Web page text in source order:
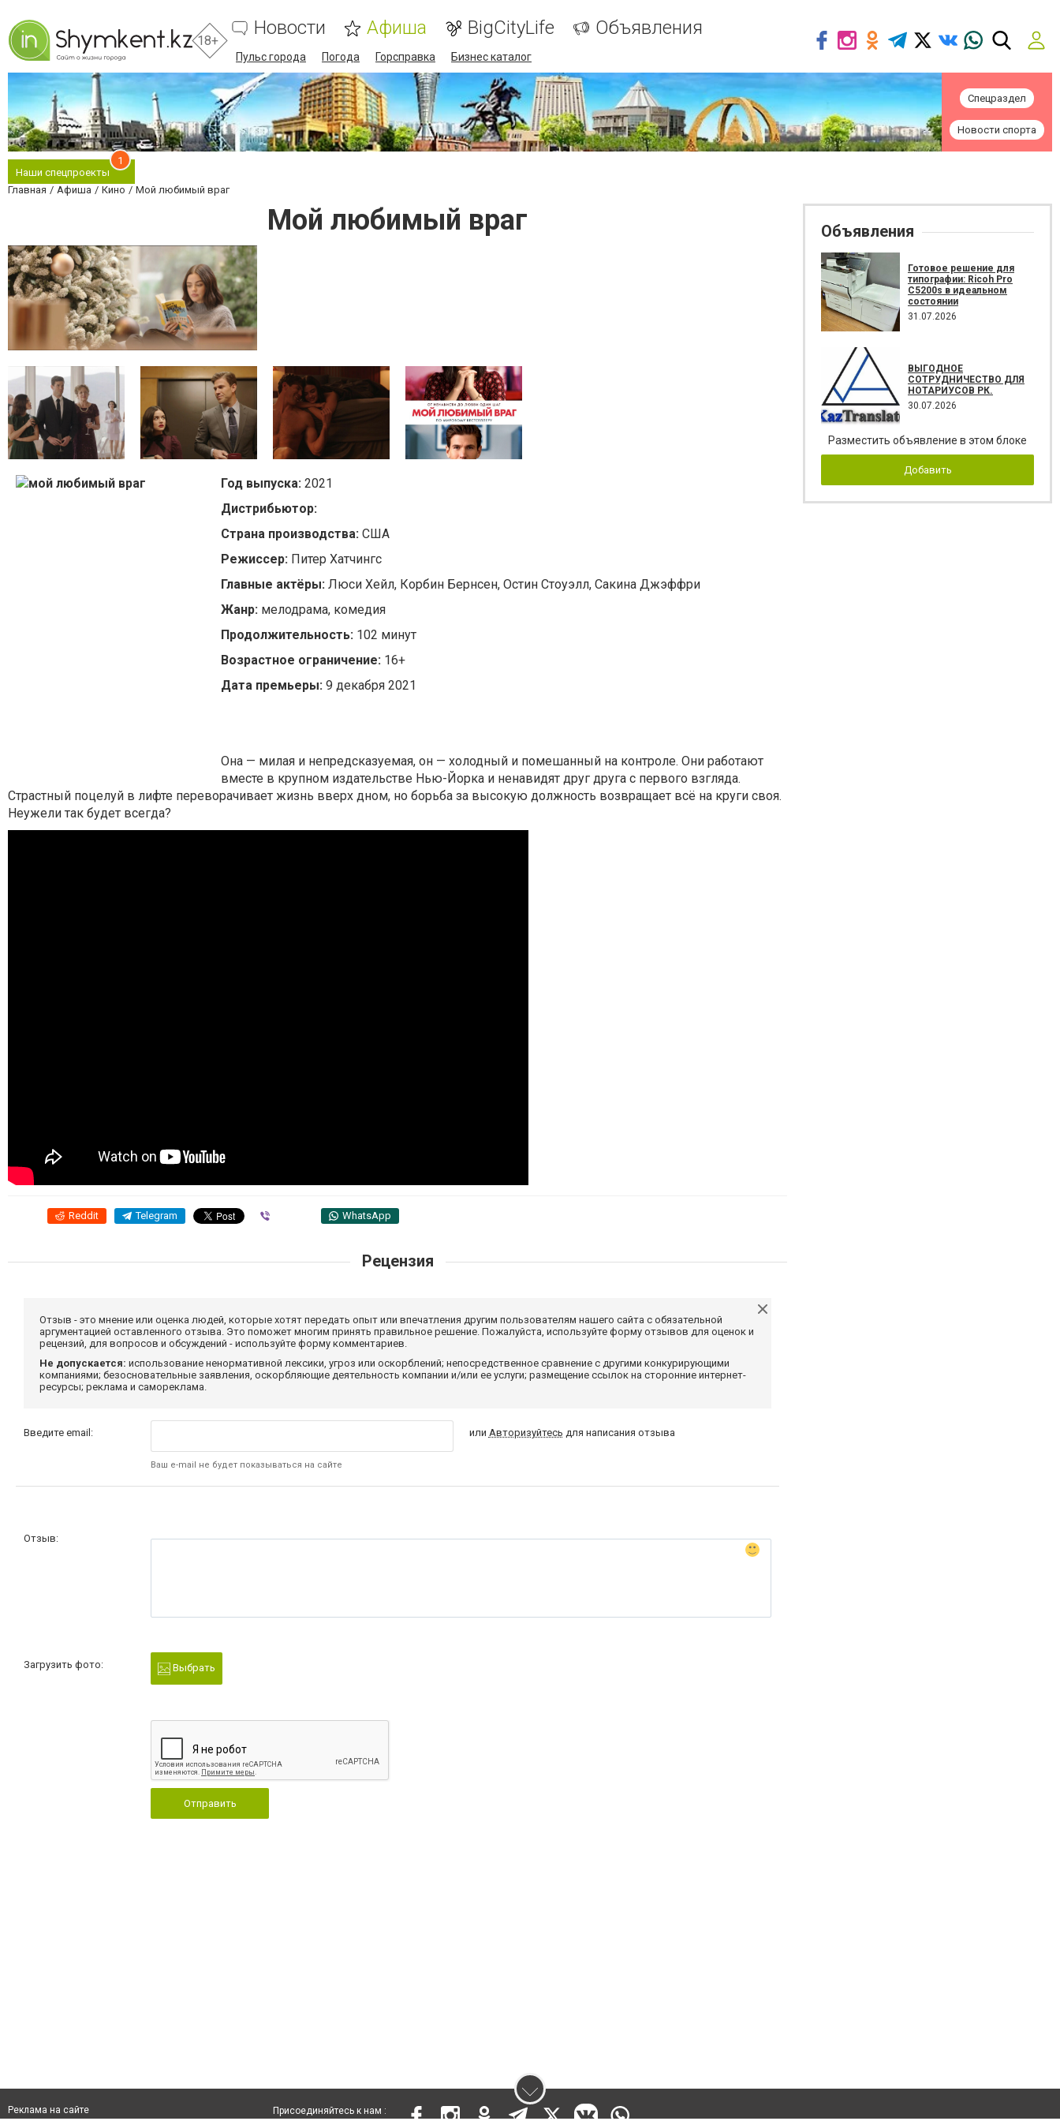
18+
Новости Афиша BigCityLife Объявления
Пульс города Погода Горсправка Бизнес каталог
Спецраздел
Новости спорта
Наши спецпроекты
1
Главная Афиша Кино Мой любимый враг
Мой любимый враг
Год выпуска: 2021
Дистрибьютор:
Страна производства: США
Режиссер: Питер Хатчингс
Главные актёры: Люси Хейл, Корбин Бернсен, Остин Стоуэлл, Сакина Джэффри
Жанр: мелодрама, комедия
Продолжительность: 102 минут
Возрастное ограничение: 16+
Дата премьеры: 9 декабря 2021
Она — милая и непредсказуемая, он — холодный и помешанный на контроле. Они работают
вместе в крупном издательстве Нью-Йорка и ненавидят друг друга с первого взгляда.
Страстный поцелуй в лифте переворачивает жизнь вверх дном, но борьба за высокую должность возвращает всё на круги своя.
Неужели так будет всегда?
Reddit Telegram WhatsApp
Рецензия
Отзыв - это мнение или оценка людей, которые хотят передать опыт или впечатления другим пользователям нашего сайта с обязательной
аргументацией оставленного отзыва. Это поможет многим принять правильное решение. Пожалуйста, используйте форму отзывов для оценок и
рецензий, для вопросов и обсуждений - используйте форму комментариев.
Не допускается: использование ненормативной лексики, угроз или оскорблений; непосредственное сравнение с другими конкурирующими
компаниями; безосновательные заявления, оскорбляющие деятельность компании и/или ее услуги; размещение ссылок на сторонние интернет-
ресурсы; реклама и самореклама.
Введите email:
Ваш e-mail не будет показываться на сайте
или Авторизуйтесь для написания отзыва
Отзыв:
Загрузить фото: Выбрать
Отправить
Объявления
Готовое решение для
типографии: Ricoh Pro
C5200s в идеальном
состоянии
31.07.2026
ВЫГОДНОЕ
СОТРУДНИЧЕСТВО ДЛЯ
НОТАРИУСОВ РК.
30.07.2026
Разместить объявление в этом блоке
Добавить
Реклама на сайте
Присоединяйтесь к нам :